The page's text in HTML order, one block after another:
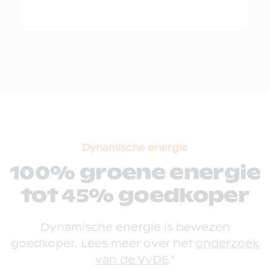
Dynamische energie
100% groene energie
tot 45% goedkoper
Dynamische energie is bewezen
goedkoper. Lees meer over het onderzoek
van de VvDE.*